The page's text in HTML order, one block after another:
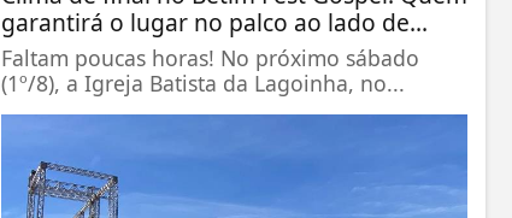
garantirá o lugar no palco ao lado de...
Faltam poucas horas! No próximo sábado
(1º/8), a Igreja Batista da Lagoinha, no...